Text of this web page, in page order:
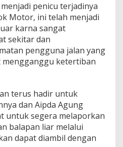
penicu terjadinya
Motor, ini telah menjadi
karna sangat
sekitar dan
pengguna jalan yang
mengganggu ketertiban
terus hadir untuk
dan Aipda Agung
untuk segera melaporkan
balapan liar melalui
dapat diambil dengan